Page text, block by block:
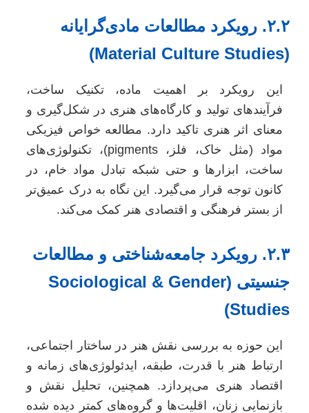
۲.۲. رویکرد مطالعات مادی‌گرایانه
این رویکرد بر اهمیت ماده، تکنیک ساخت،
فرآیندهای تولید و کارگاه‌های هنری در شکل‌گیری و
معنای اثر هنری تاکید دارد. مطالعه خواص فیزیکی
مواد (مثل خاک، فلز، pigments)، تکنولوژی‌های
ساخت، ابزارها و حتی شبکه تبادل مواد خام، در
کانون توجه قرار می‌گیرد. این نگاه به درک عمیق‌تر
از بستر فرهنگی و اقتصادی هنر کمک می‌کند.
۲.۳. رویکرد جامعه‌شناختی و مطالعات
جنسیتی (Sociological & Gender
این حوزه به بررسی نقش هنر در ساختار اجتماعی،
ارتباط هنر با قدرت، طبقه، ایدئولوژی‌های زمانه و
اقتصاد هنری می‌پردازد. همچنین، تحلیل نقش و
بازنمایی زنان، اقلیت‌ها و گروه‌های کمتر دیده شده